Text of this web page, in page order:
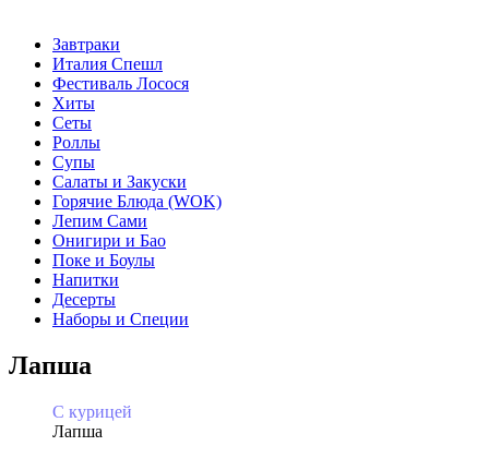
Завтраки
Италия Спешл
Фестиваль Лосося
Хиты
Сеты
Роллы
Супы
Салаты и Закуски
Горячие Блюда (WOK)
Лепим Сами
Онигири и Бао
Поке и Боулы
Напитки
Десерты
Наборы и Специи
Лапша
С курицей
Лапша